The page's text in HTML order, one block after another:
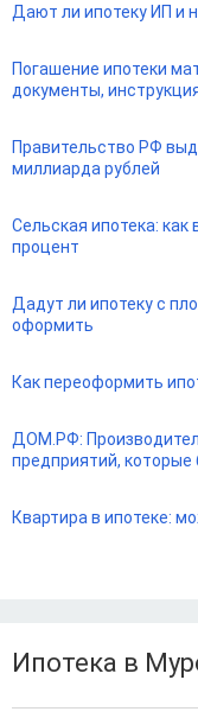
Дают ли ипотеку ИП и
Погашение ипотеки
документы,
Правительство РФ
миллиарда рублей
Сельская ипотека: как
процент
Дадут ли ипотеку с
оформить
Как переоформить
ДОМ.РФ:
предприятий,
Квартира в ипотеке:
Ипотека в